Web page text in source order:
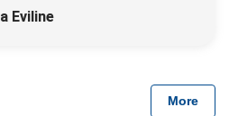
Eviline
More